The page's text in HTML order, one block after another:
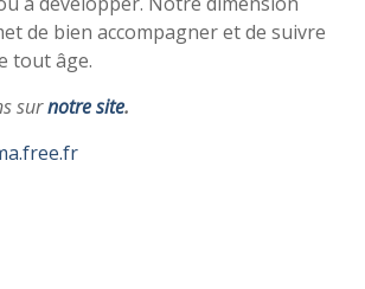
de bien accompagner et de suivre
tout âge.
surnotre site.